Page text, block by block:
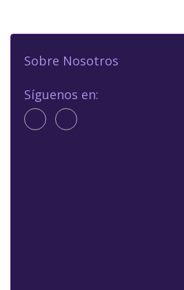
Sobre Nosotros
Síguenos en: